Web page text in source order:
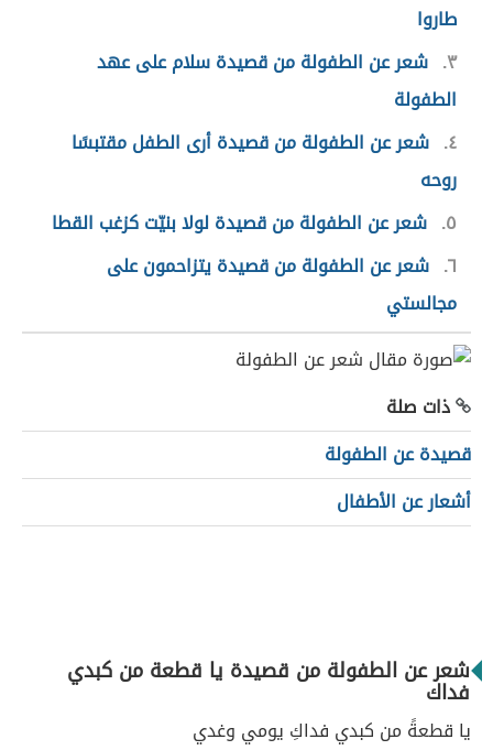
طاروا
٣ شعر عن الطفولة من قصيدة سلام على عهد
الطفولة
٤ شعر عن الطفولة من قصيدة أرى الطفل مقتبسًا
روحه
٥ شعر عن الطفولة من قصيدة لولا بنيّت كزغب القطا
٦ شعر عن الطفولة من قصيدة يتزاحمون على
مجالستي
ذات صلة
قصيدة عن الطفولة
أشعار عن الأطفال
شعر عن الطفولة من قصيدة يا قطعة من كبدي
فداك
يا قطعةً من كبدي فداكِ يومي وغدي